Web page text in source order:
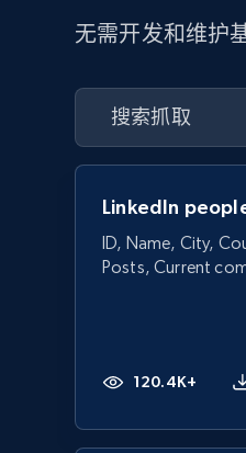
无需开发和维护
LinkedIn
ID, Name, City,
Posts, Current
120.4K+